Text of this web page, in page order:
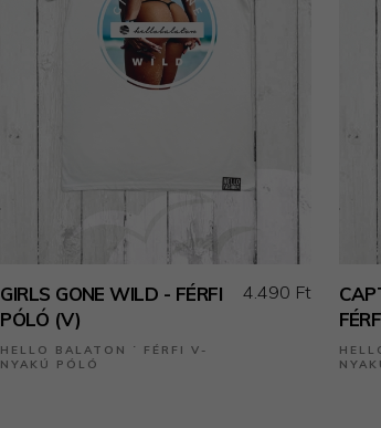
GIRLS GONE WILD - FÉRFI
PÓLÓ (V)
HELLO BALATON ˙ FÉRFI V-
NYAKÚ PÓLÓ
4.490 Ft